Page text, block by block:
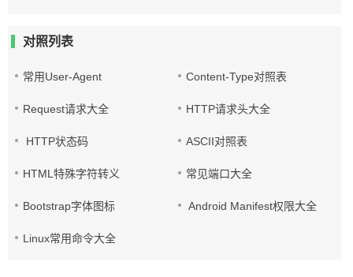
对照列表
常用User-Agent Content-Type对照表
Request请求大全 HTTP请求头大全
HTTP状态码 ASCII对照表
HTML特殊字符转义 常见端口大全
Bootstrap字体图标 Android Manifest权限大全
Linux常用命令大全